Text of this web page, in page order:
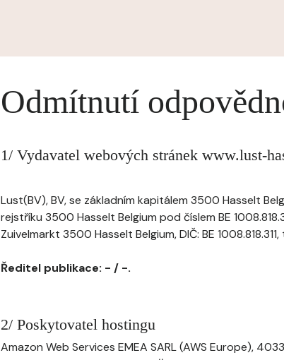
Odmítnutí
1/ Vydavatel webových stránek www.lust-
Lust(BV), BV, se základním kapitálem 3500 Hasselt
rejstříku 3500 Hasselt Belgium pod číslem BE
Zuivelmarkt 3500 Hasselt Belgium, DIČ: BE
Ředitel publikace: - / -.
2/ Poskytovatel hostingu
Amazon Web Services EMEA SARL (AWS Europe),